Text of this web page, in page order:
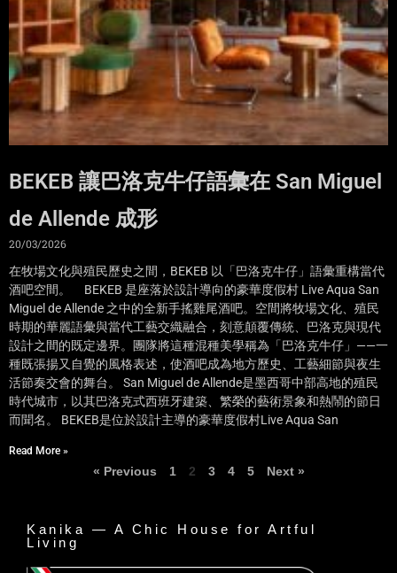
BEKEB 讓巴洛克牛仔語彙在 San Miguel
de Allende 成形
20/03/2026
在牧場文化與殖民歷史之間，BEKEB 以「巴洛克牛仔」語彙重構當代
酒吧空間。 BEKEB 是座落於設計導向的豪華度假村 Live Aqua San
Miguel de Allende 之中的全新手搖雞尾酒吧。空間將牧場文化、殖民
時期的華麗語彙與當代工藝交織融合，刻意顛覆傳統、巴洛克與現代
設計之間的既定邊界。團隊將這種混種美學稱為「巴洛克牛仔」——一
種既張揚又自覺的風格表述，使酒吧成為地方歷史、工藝細節與夜生
活節奏交會的舞台。 San Miguel de Allende是墨西哥中部高地的殖民
時代城市，以其巴洛克式西班牙建築、繁榮的藝術景象和熱鬧的節日
而聞名。 BEKEB是位於設計主導的豪華度假村Live Aqua San
Read More »
« Previous 1 2 3 4 5 Next »
Kanika — A Chic House for Artful
Living